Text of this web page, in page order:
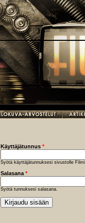
Käyttäjätunnus *
Syötä käyttäjätunnuksesi sivustolle
Salasana *
Syötä tunnuksesi salasana.